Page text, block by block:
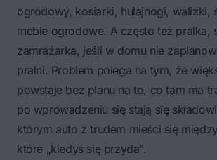
ogrodowy, kosiarki, hulajnogi, walizki,
meble ogrodowe. A często też pralka,
zamrażarka, jeśli w domu nie
pralni. Problem polega na tym, że
powstaje bez planu na to, co tam ma
po wprowadzeniu się stają się
którym auto z trudem mieści się
które „kiedyś się przyda".